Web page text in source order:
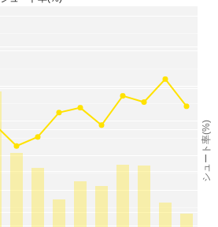
シュート率(%)